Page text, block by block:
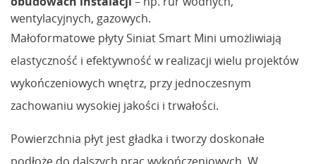
wentylacyjnych, gazowych.
Małoformatowe płyty Siniat Smart Mini umożliwiają
elastyczność i efektywność w realizacji wielu projektów
wykończeniowych wnętrz, przy jednoczesnym
zachowaniu wysokiej jakości i trwałości.
Powierzchnia płyt jest gładka i tworzy doskonałe